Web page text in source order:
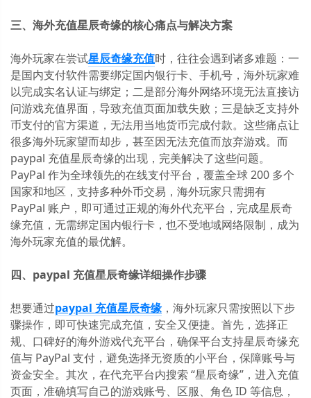
三、海外充值星辰奇缘的核心痛点与解决方案
海外玩家在尝试星辰奇缘充值时，往往会遇到诸多难题：一
是国内支付软件需要绑定国内银行卡、手机号，海外玩家难
以完成实名认证与绑定；二是部分海外网络环境无法直接访
问游戏充值界面，导致充值页面加载失败；三是缺乏支持外
币支付的官方渠道，无法用当地货币完成付款。这些痛点让
很多海外玩家望而却步，甚至因无法充值而放弃游戏。而
paypal 充值星辰奇缘的出现，完美解决了这些问题。
PayPal 作为全球领先的在线支付平台，覆盖全球 200 多个
国家和地区，支持多种外币交易，海外玩家只需拥有
PayPal 账户，即可通过正规的海外代充平台，完成星辰奇
缘充值，无需绑定国内银行卡，也不受地域网络限制，成为
海外玩家充值的最优解。
四、paypal 充值星辰奇缘详细操作步骤
想要通过paypal 充值星辰奇缘 ，海外玩家只需按照以下步
骤操作，即可快速完成充值，安全又便捷。首先，选择正
规、口碑好的海外游戏代充平台，确保平台支持星辰奇缘充
值与 PayPal 支付，避免选择无资质的小平台，保障账号与
资金安全。其次，在代充平台内搜索 “星辰奇缘”，进入充值
页面，准确填写自己的游戏账号、区服、角色 ID 等信息，